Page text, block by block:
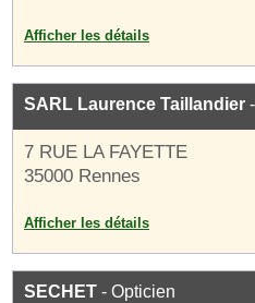
Afficher les détails
SARL Laurence Taillandier
7 RUE LA FAYETTE
35000 Rennes
Afficher les détails
SECHET - Opticien